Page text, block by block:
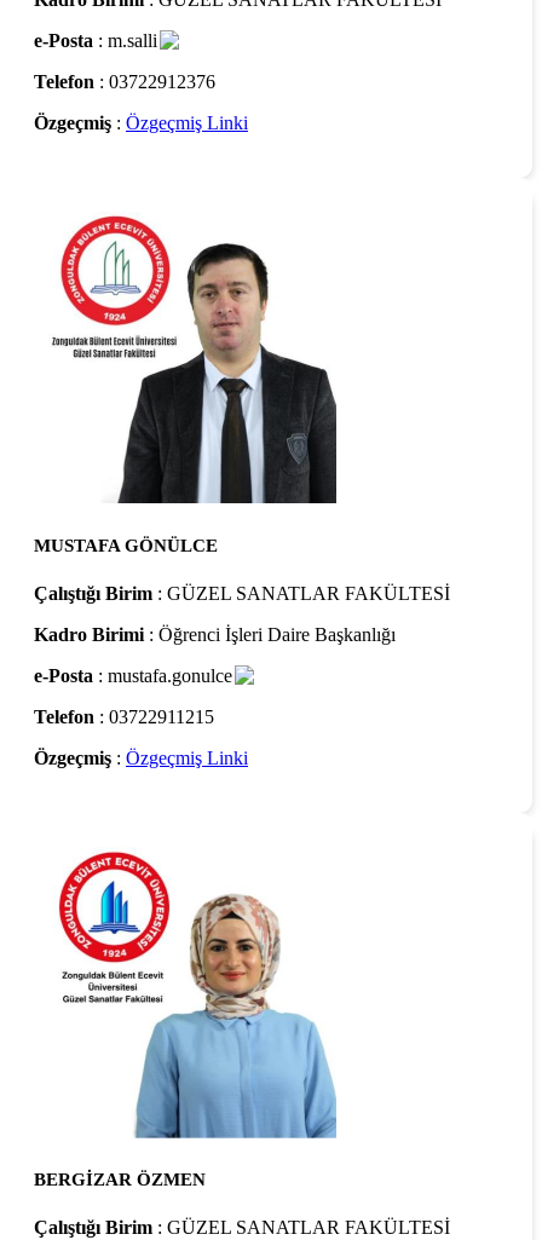
e-Posta : m.salli
Telefon : 03722912376
Özgeçmiş : Özgeçmiş Linki
MUSTAFA GÖNÜLCE
Çalıştığı Birim : GÜZEL SANATLAR FAKÜLTESİ
Kadro Birimi : Öğrenci İşleri Daire Başkanlığı
e-Posta : mustafa.gonulce
Telefon : 03722911215
Özgeçmiş : Özgeçmiş Linki
BERGİZAR ÖZMEN
Çalıştığı Birim : GÜZEL SANATLAR FAKÜLTESİ